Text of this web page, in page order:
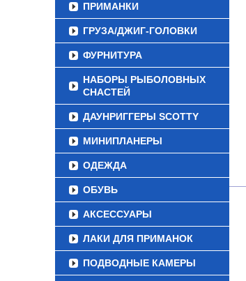
ПРИМАНКИ
ГРУЗА/ДЖИГ-ГОЛОВКИ
ФУРНИТУРА
НАБОРЫ РЫБОЛОВНЫХ
СНАСТЕЙ
ДАУНРИГГЕРЫ SCOTTY
МИНИПЛАНЕРЫ
ОДЕЖДА
ОБУВЬ
АКСЕССУАРЫ
ЛАКИ ДЛЯ ПРИМАНОК
ПОДВОДНЫЕ КАМЕРЫ